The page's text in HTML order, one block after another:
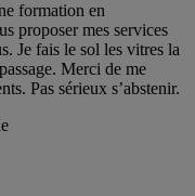
formation en
proposer mes services
Je fais le sol les vitres la
Merci de me
Pas sérieux s’abstenir.